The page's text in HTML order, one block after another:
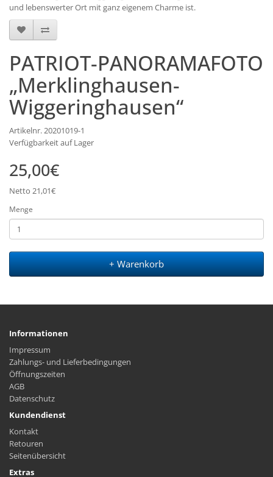
und lebenswerter Ort mit ganz eigenem Charme ist.
PATRIOT-PANORAMAFOTO
„Merklinghausen-
Wiggeringhausen“
Artikelnr. 20201019-1
Verfügbarkeit auf Lager
25,00€
Netto 21,01€
Menge
+ Warenkorb
Informationen
Impressum
Zahlungs- und Lieferbedingungen
Öffnungszeiten
AGB
Datenschutz
Kundendienst
Kontakt
Retouren
Seitenübersicht
Extras